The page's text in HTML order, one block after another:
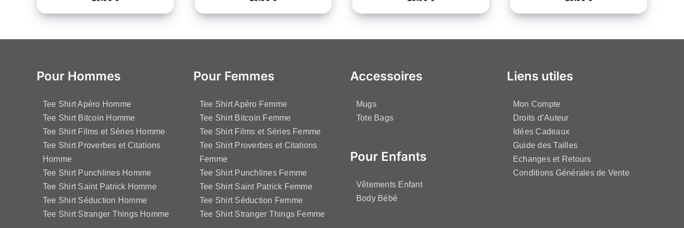
Pour Hommes
Tee Shirt Apéro Homme
Tee Shirt Bitcoin Homme
Tee Shirt Films et Séries Homme
Tee Shirt Proverbes et Citations
Homme
Tee Shirt Punchlines Homme
Tee Shirt Saint Patrick Homme
Tee Shirt Séduction Homme
Tee Shirt Stranger Things Homme
Pour Femmes
Tee Shirt Apéro Femme
Tee Shirt Bitcoin Femme
Tee Shirt Films et Séries Femme
Tee Shirt Proverbes et Citations
Femme
Tee Shirt Punchlines Femme
Tee Shirt Saint Patrick Femme
Tee Shirt Séduction Femme
Tee Shirt Stranger Things Femme
Accessoires
Mugs
Tote Bags
Pour Enfants
Vêtements Enfant
Body Bébé
Liens utiles
Mon Compte
Droits d’Auteur
Idées Cadeaux
Guide des Tailles
Echanges et Retours
Conditions Générales de Vente